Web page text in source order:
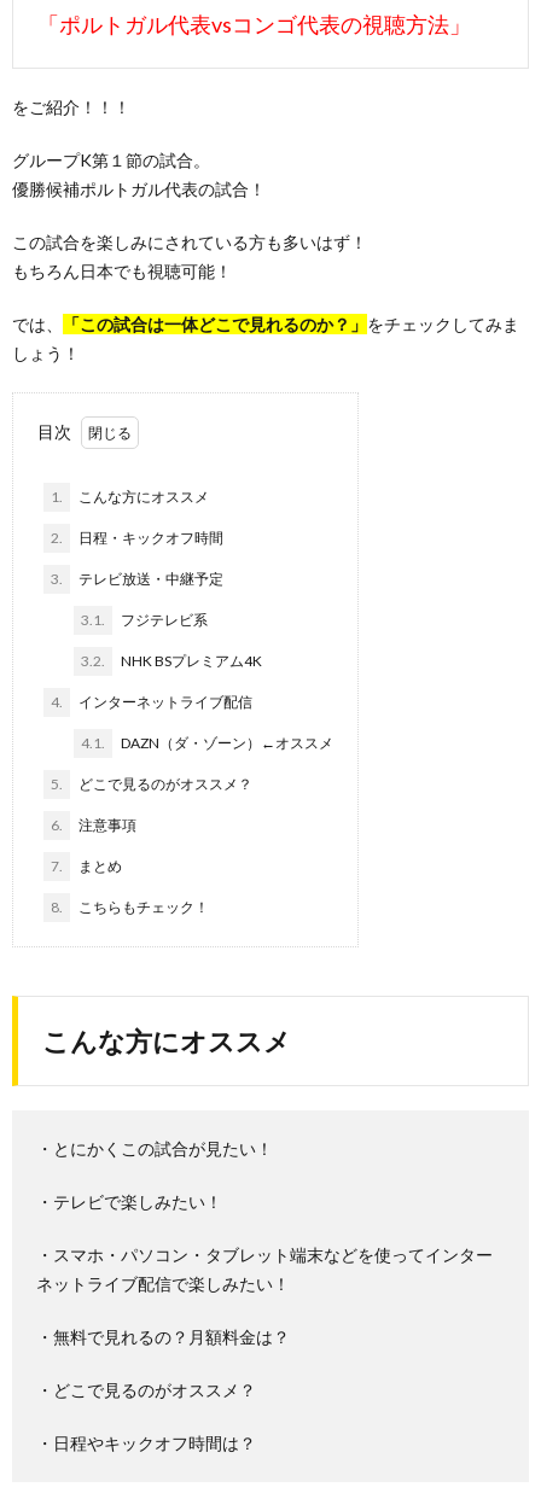
「ポルトガル代表vsコンゴ代表の視聴方法」
をご紹介！！！
グループK第１節の試合。
優勝候補ポルトガル代表の試合！
この試合を楽しみにされている方も多いはず！
もちろん日本でも視聴可能！
では、 「この試合は一体どこで見れるのか？」 をチェックしてみま
しょう！
目次
1. こんな方にオススメ
2. 日程・キックオフ時間
3. テレビ放送・中継予定
3.1. フジテレビ系
3.2. NHK BSプレミアム4K
4. インターネットライブ配信
4.1. DAZN（ダ・ゾーン）←オススメ
5. どこで見るのがオススメ？
6. 注意事項
7. まとめ
8. こちらもチェック！
こんな方にオススメ
・とにかくこの試合が見たい！
・テレビで楽しみたい！
・スマホ・パソコン・タブレット端末などを使ってインター
ネットライブ配信で楽しみたい！
・無料で見れるの？月額料金は？
・どこで見るのがオススメ？
・日程やキックオフ時間は？